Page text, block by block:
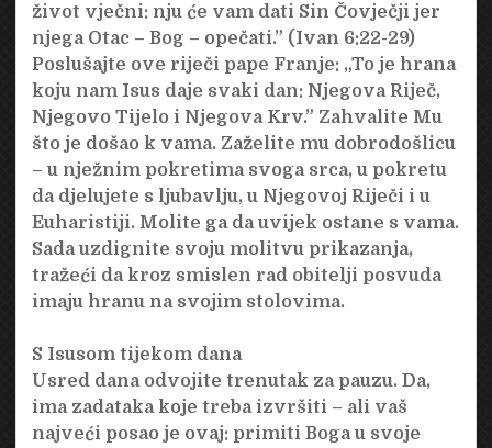
život vječni: nju će vam dati Sin Čovječji jer
njega Otac – Bog – opečati.” (Ivan 6:22-29)
Poslušajte ove riječi pape Franje: „To je hrana
koju nam Isus daje svaki dan: Njegova Riječ,
Njegovo Tijelo i Njegova Krv.” Zahvalite Mu
što je došao k vama. Zaželite mu dobrodošlicu
– u nježnim pokretima svoga srca, u pokretu
da djelujete s ljubavlju, u Njegovoj Riječi i u
Euharistiji. Molite ga da uvijek ostane s vama.
Sada uzdignite svoju molitvu prikazanja,
tražeći da kroz smislen rad obitelji posvuda
imaju hranu na svojim stolovima.
S Isusom tijekom dana
Usred dana odvojite trenutak za pauzu. Da,
ima zadataka koje treba izvršiti – ali vaš
najveći posao je ovaj: primiti Boga u svoje